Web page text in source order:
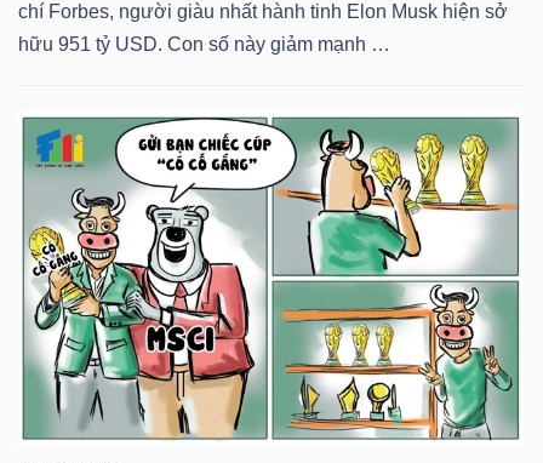
chí Forbes, người giàu nhất hành tinh Elon Musk hiện sở
hữu 951 tỷ USD. Con số này giảm mạnh …
TIỆN
ÍCH
BẤT
ĐỘNG
SẢN
Mã